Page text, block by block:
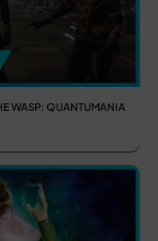
WASP: QUANTUMANIA